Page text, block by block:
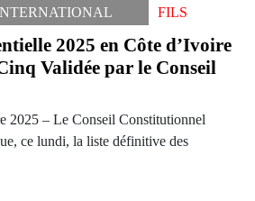
FILS
2025 en Côte d’Ivoire
Validée par le Conseil
2025 – Le Conseil Constitutionnel
ce lundi, la liste définitive des